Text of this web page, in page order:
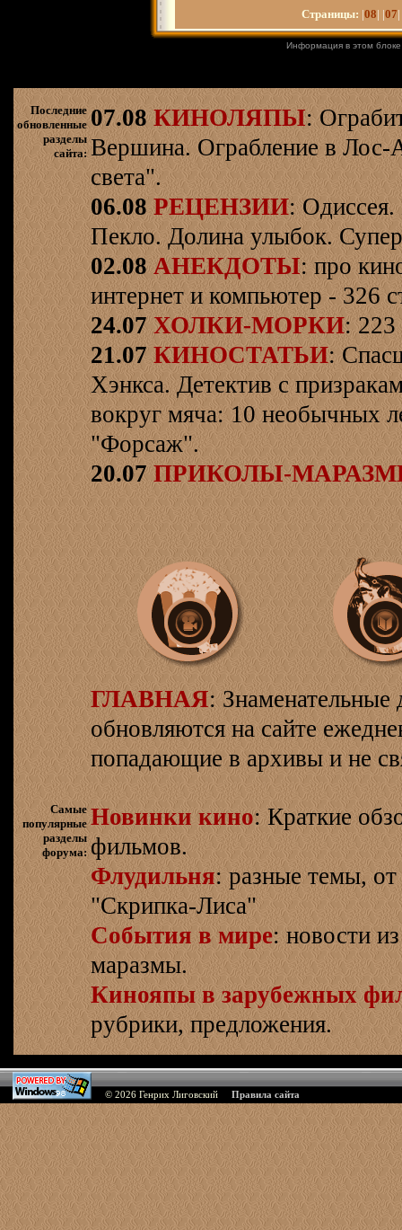
Страницы: |08| |07
Информация в этом
Последние
обновленные
разделы
сайта:
07.08 КИНОЛЯПЫ:
Вершина. Ограбление в Лос-
света".
06.08 РЕЦЕНЗИИ:
Пекло. Долина улыбок.
02.08 АНЕКДОТЫ: про
интернет и компьютер - 326
24.07 ХОЛКИ-МОРКИ: 223
21.07 КИНОСТАТЬИ:
Хэнкса. Детектив с
вокруг мяча: 10 необычных
"Форсаж".
20.07 ПРИКОЛЫ-
ГЛАВНАЯ: Знаменательные
обновляются на сайте
попадающие в архивы и не
Самые
популярные
разделы
форума:
Новинки кино: Краткие
фильмов.
Флудильня: разные темы,
"Скрипка-Лиса"
События в мире: новости
маразмы.
Кинояпы в зарубежных
рубрики, предложения.
© 2026 Генрих Лиговский Правила сайта